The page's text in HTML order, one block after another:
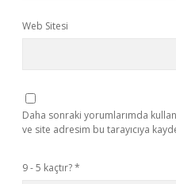
Web Sitesi
Daha sonraki yorumlarımda
ve site adresim bu tarayıcıya
9 - 5 kaçtır?*